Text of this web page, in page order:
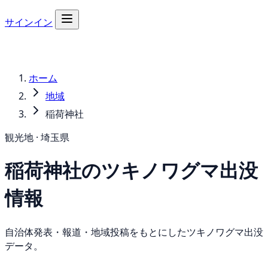
サインイン
ホーム
地域
稲荷神社
観光地 · 埼玉県
稲荷神社のツキノワグマ出没
情報
自治体発表・報道・地域投稿をもとにしたツキノワグマ出没
データ。